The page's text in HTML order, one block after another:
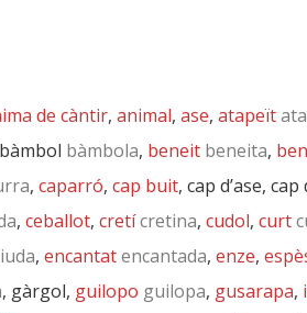
de càntir, animal, ase, atapeït
bàmbola, beneit beneita,
, caparró, cap buit, cap d’ase,
, ceballot, cretícretina, cudol, curt
, encantatencantada, enze,
, gàrgol, guilopo guilopa, gusarapa,